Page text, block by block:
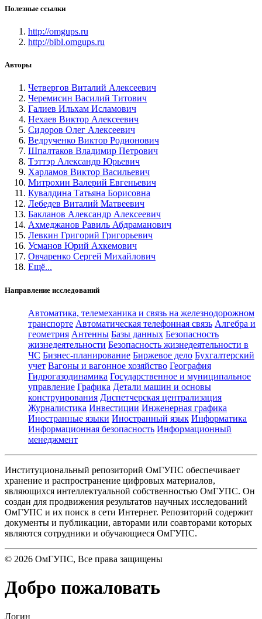
Полезные ссылки
http://omgups.ru
http://bibl.omgups.ru
Авторы
Четвергов Виталий Алексеевич
Черемисин Василий Титович
Галиев Ильхам Исламович
Нехаев Виктор Алексеевич
Сидоров Олег Алексеевич
Ведрученко Виктор Родионович
Шпалтаков Владимир Петрович
Тэттэр Александр Юрьевич
Харламов Виктор Васильевич
Митрохин Валерий Евгеньевич
Кувалдина Татьяна Борисовна
Лебедев Виталий Матвеевич
Бакланов Александр Алексеевич
Ахмеджанов Равиль Абдраманович
Левкин Григорий Григорьевич
Усманов Юрий Ахкемович
Овчаренко Сергей Михайлович
Ещё...
Направление исследований
Автоматика, телемеханика и связь на железнодорожном
транспорте Автоматическая телефонная связь Алгебра и
геометрия Антенны Базы данных Безопасность
жизнедеятельности Безопасность жизнедеятельности в
ЧС Бизнес-планирование Биржевое дело Бухгалтерский
учет Вагоны и вагонное хозяйство География
Гидрогазодинамика Государственное и муниципальное
управление Графика Детали машин и основы
конструирования Диспетчерская централизация
Журналистика Инвестиции Инженерная графика
Иностранные языки Иностранный язык Информатика
Информационная безопасность Информационный
менеджмент
Институциональный репозиторий ОмГУПС обеспечивает
хранение и распространение цифровых материалов,
являющихся интеллектуальной собственностью ОмГУПС. Он
создан для продвижения результатов научных исследований
ОмГУПС и их поиск в сети Интернет. Репозиторий содержит
документы и публикации, авторами или соавторами которых
являются сотрудники и обучающиеся ОмГУПС.
© 2026 ОмГУПС, Все права защищены
Добро пожаловать
Логин